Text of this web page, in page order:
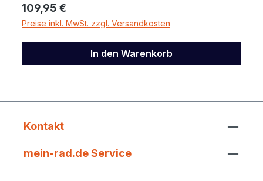
lässt sich der Korb schnell montieren und
ebenso schnell abnehmen – ideal für unterwegs.
mit Bodenplanken in Holzoptik✔ Einfache
Montage – Passend für i:SY Gepäckträger ab
kann für zusätzlichen Schutz abgeschlossen
werden Hinweis: Für die Befestigung wird das
MonekyLoad-System benötigt. Bei i:SY Bikes ist
dies standardmäßig verbaut. Maße 45 x 34 x
Regulärer Preis:
109,95 €
Preise inkl. MwSt. zzgl. Versandkosten
In den Warenkorb
Kontakt
mein-rad.de Service